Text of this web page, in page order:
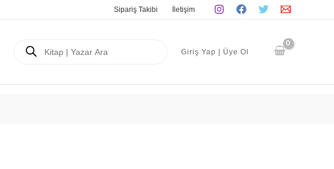
Sipariş Takibi İletişim
search
Giriş Yap | Üye Ol